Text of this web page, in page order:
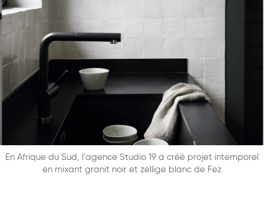
En Afrique du Sud, l’agence Studio 19 a créé projet intemporel
en mixant granit noir et zellige blanc de Fez